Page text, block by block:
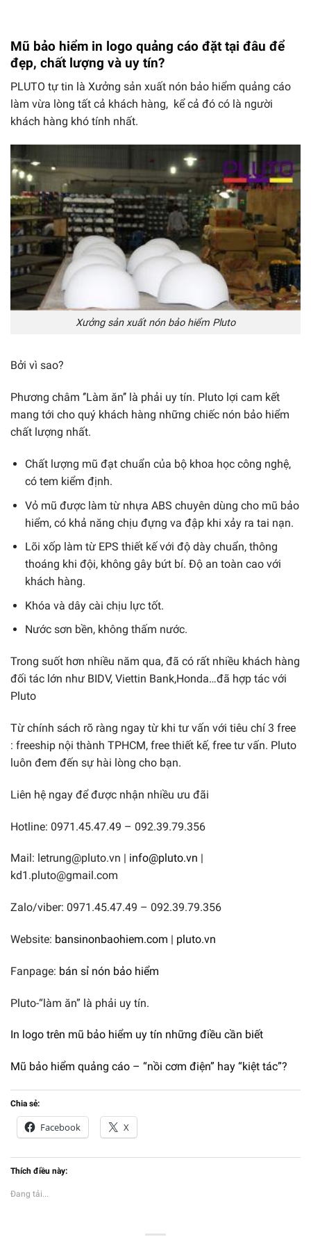
Mũ bảo hiểm in logo quảng cáo đặt tại đâu để
đẹp, chất lượng và uy tín?
PLUTO tự tin là Xưởng sản xuất nón bảo hiểm quảng cáo
làm vừa lòng tất cả khách hàng, kể cả đó có là người
khách hàng khó tính nhất.
Xưởng sản xuất nón bảo hiểm Pluto
Bởi vì sao?
Phương châm ‘’Làm ăn’’ là phải uy tín. Pluto lợi cam kết
mang tới cho quý khách hàng những chiếc nón bảo hiểm
chất lượng nhất.
Chất lượng mũ đạt chuẩn của bộ khoa học công nghệ,
có tem kiểm định.
Vỏ mũ được làm từ nhựa ABS chuyên dùng cho mũ bảo
hiểm, có khả năng chịu đựng va đập khi xảy ra tai nạn.
Lõi xốp làm từ EPS thiết kế với độ dày chuẩn, thông
thoáng khi đội, không gây bứt bí. Độ an toàn cao với
khách hàng.
Khóa và dây cài chịu lực tốt.
Nước sơn bền, không thấm nước.
Trong suốt hơn nhiều năm qua, đã có rất nhiều khách hàng
đối tác lớn như BIDV, Viettin Bank,Honda…đã hợp tác với
Pluto
Từ chính sách rõ ràng ngay từ khi tư vấn với tiêu chí 3 free
: freeship nội thành TPHCM, free thiết kế, free tư vấn. Pluto
luôn đem đến sự hài lòng cho bạn.
Liên hệ ngay để được nhận nhiều ưu đãi
Hotline: 0971.45.47.49 – 092.39.79.356
Mail: letrung@pluto.vn | info@pluto.vn |
kd1.pluto@gmail.com
Zalo/viber: 0971.45.47.49 – 092.39.79.356
Website: bansinonbaohiem.com | pluto.vn
Fanpage: bán sỉ nón bảo hiểm
Pluto-“làm ăn” là phải uy tín.
In logo trên mũ bảo hiểm uy tín những điều cần biết
Mũ bảo hiểm quảng cáo – “nồi cơm điện” hay “kiệt tác”?
Chia sẻ:
Facebook X
Thích điều này:
Đang tải...